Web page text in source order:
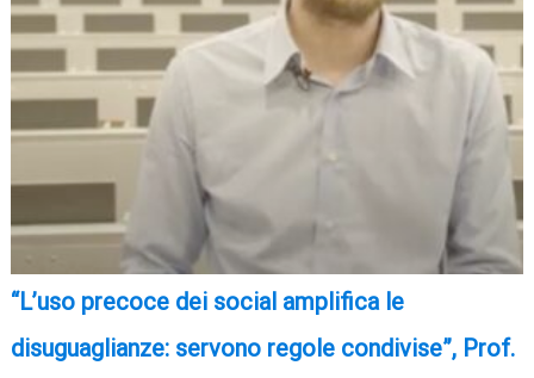
“L’uso precoce dei social amplifica le
disuguaglianze: servono regole condivise”, Prof.